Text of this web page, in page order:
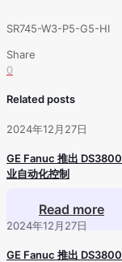
SR745-W3-P5-G5-HI
Share
0
Related posts
2024年12月27日
GE Fanuc 推出
业自动化控制
Read more
2024年12月27日
GE Fanuc 推出